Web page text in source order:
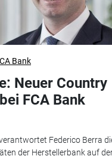
Bank
Neuer Country
FCA Bank
Federico Berra
der Herstellerbank auf